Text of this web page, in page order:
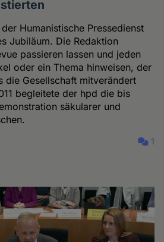
Humanistische Pressedienst
Jubiläum. Die Redaktion
passieren lassen und jeden
oder ein Thema hinweisen, der
die Gesellschaft mitverändert
begleitete der hpd die bis
säkularer und
1